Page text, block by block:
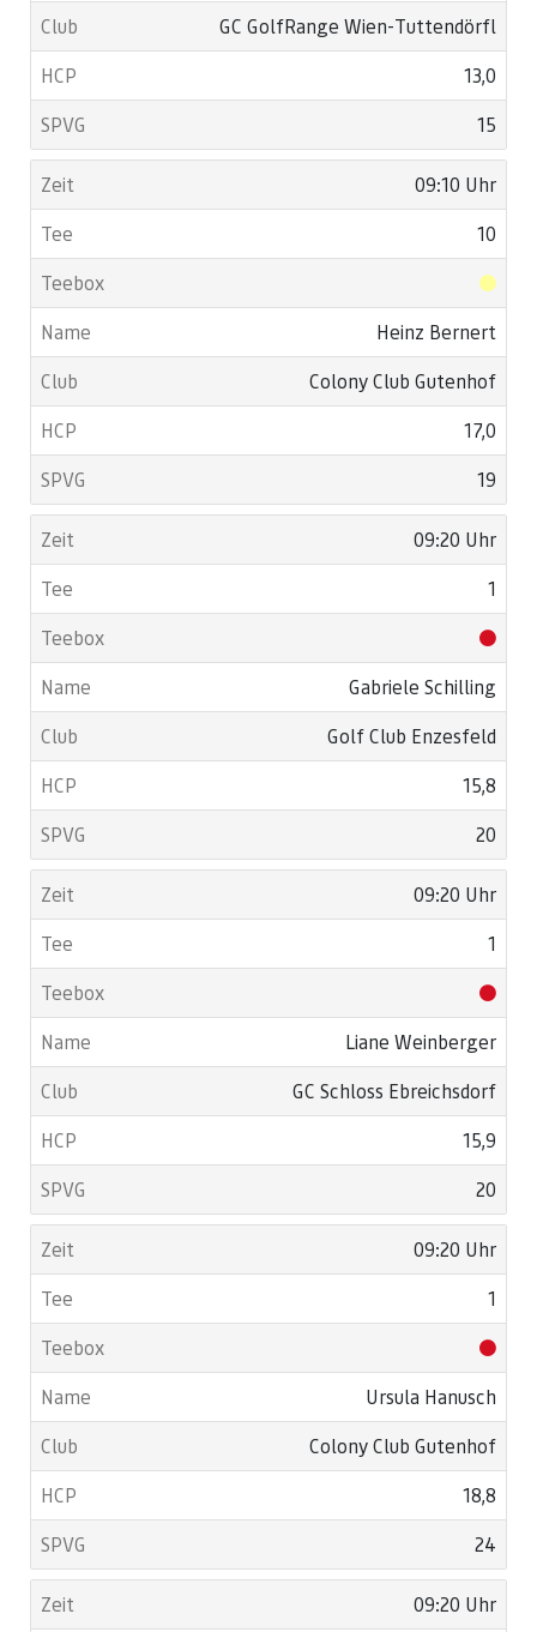
GC GolfRange Wien-Tuttendörfl
13,0
15
09:10 Uhr
10
Heinz Bernert
Colony Club Gutenhof
17,0
19
09:20 Uhr
1
Gabriele Schilling
Golf Club Enzesfeld
15,8
20
09:20 Uhr
1
Liane Weinberger
GC Schloss Ebreichsdorf
15,9
20
09:20 Uhr
1
Ursula Hanusch
Colony Club Gutenhof
18,8
24
09:20 Uhr